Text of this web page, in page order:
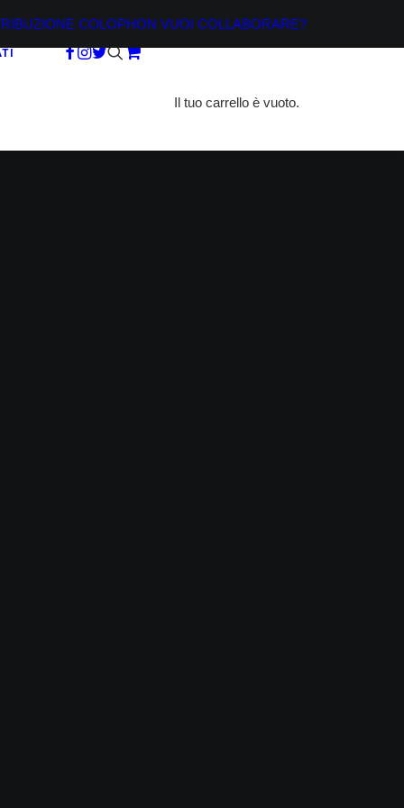
COLOPHON VUOI COLLABORARE?
Il tuo carrello è vuoto.